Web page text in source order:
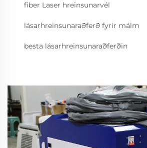
fiber Laser hreinsunarvél
lásarhreinsunaraðferð fyrir málm
besta lásarhreinsunaraðferðin